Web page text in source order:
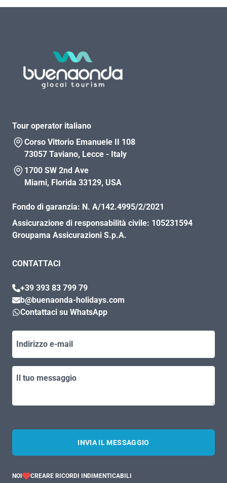
Tour operator italiano
Corso Vittorio Emanuele II 108
73057 Taviano, Lecce - Italy
1700 SW 2nd Ave
Miami, Florida 33129, USA
Fondo di garanzia: N. A/142.4995/2/2021
Assicurazione di responsabilità civile: 105231594
Groupama Assicurazioni S.p.A.
CONTATTACI
+39 393 83 799 79
b@buenaonda-holidays.com
Contattaci su WhatsApp
Indirizzo e-mail
Il tuo messaggio
INVIA IL MESSAGGIO
NOI CREARE RICORDI INDIMENTICABILI